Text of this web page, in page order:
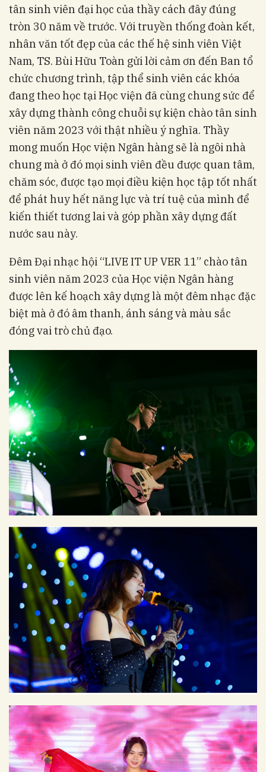
tân sinh viên đại học của thầy cách đây đúng
tròn 30 năm về trước. Với truyền thống đoàn kết,
nhân văn tốt đẹp của các thế hệ sinh viên Việt
Nam, TS. Bùi Hữu Toàn gửi lời cảm ơn đến Ban tổ
chức chương trình, tập thể sinh viên các khóa
đang theo học tại Học viện đã cùng chung sức để
xây dựng thành công chuỗi sự kiện chào tân sinh
viên năm 2023 với thật nhiều ý nghĩa. Thầy
mong muốn Học viện Ngân hàng sẽ là ngôi nhà
chung mà ở đó mọi sinh viên đều được quan tâm,
chăm sóc, được tạo mọi điều kiện học tập tốt nhất
để phát huy hết năng lực và trí tuệ của mình để
kiến thiết tương lai và góp phần xây dựng đất
nước sau này.
Đêm Đại nhạc hội “LIVE IT UP VER 11” chào tân
sinh viên năm 2023 của Học viện Ngân hàng
được lên kế hoạch xây dựng là một đêm nhạc đặc
biệt mà ở đó âm thanh, ánh sáng và màu sắc
đóng vai trò chủ đạo.